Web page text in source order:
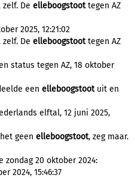
De elleboogstoottegen AZ
2025, 12:21:02
De elleboogstoottegen AZ
status tegen AZ, 18 oktober
een elleboogstootuit en
elftal, 12 juni 2025,
geen elleboogstoot, zeg maar.
20 oktober 2024:
2024, 15:46:37